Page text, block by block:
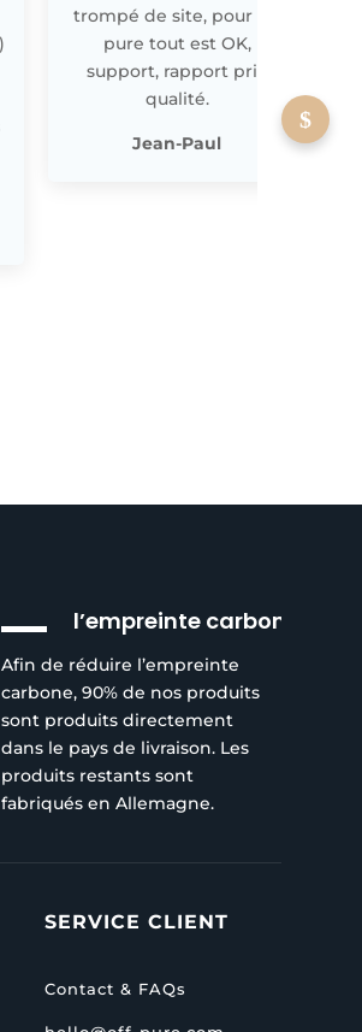
trompé de site, pour off
pure tout est OK,
support, rapport prix
qualité.
Jean-Paul
l’empreinte carbone
Afin de réduire l’empreinte
carbone, 90% de nos produits
sont produits directement
dans le pays de livraison. Les
produits restants sont
fabriqués en Allemagne.
SERVICE CLIENT
Contact & FAQs